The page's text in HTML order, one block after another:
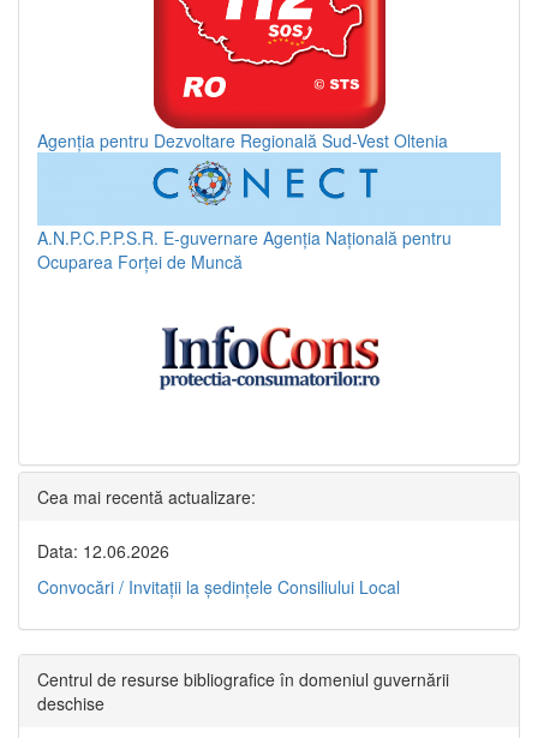
Agenția pentru Dezvoltare Regională Sud-Vest Oltenia
A.N.P.C.P.P.S.R. E-guvernare Agenția Națională pentru
Ocuparea Forței de Muncă
Cea mai recentă actualizare:
Data: 12.06.2026
Convocări / Invitaţii la şedinţele Consiliului Local
Centrul de resurse bibliografice în domeniul guvernării
deschise